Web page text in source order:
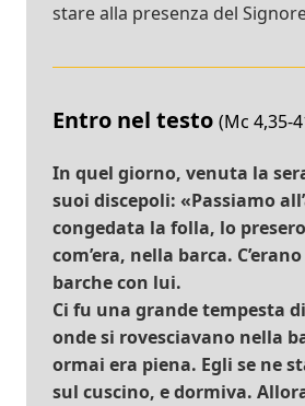
stare alla presenza del
Entro nel testo (Mc 4,35-
In quel giorno, venuta la
suoi discepoli: «Passiamo
congedata la folla, lo
com’era, nella barca.
barche con lui.
Ci fu una grande tempesta
onde si rovesciavano nella
ormai era piena. Egli se ne
sul cuscino, e dormiva.